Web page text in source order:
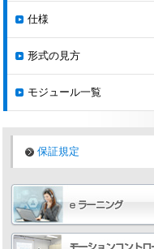
仕様
形式の見方
モジュール一覧
保証規定